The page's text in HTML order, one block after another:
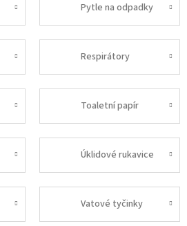
Pytle na odpadky
Respirátory
Toaletní papír
Úklidové rukavice
Vatové tyčinky